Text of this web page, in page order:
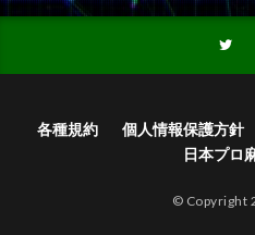
各種規約 個人情報保護方針
日本プロ
© Copyright